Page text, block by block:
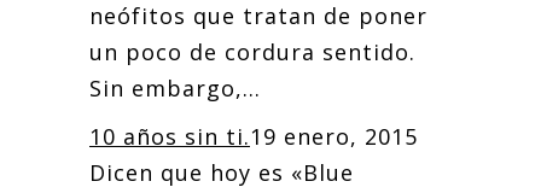
neófitos que tratan de poner
un poco de cordura sentido.
Sin embargo,...
10 años sin ti.19 enero, 2015
Dicen que hoy es «Blue